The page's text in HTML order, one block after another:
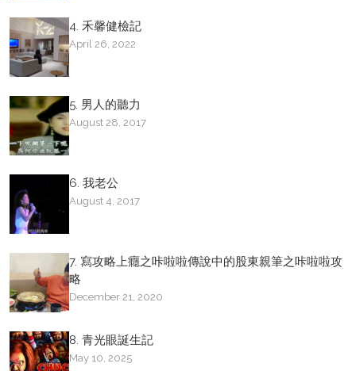
4. 禾馨健檢記
April 26, 2022
5. 男人的聽力
August 28, 2017
6. 我老公
August 4, 2017
7. 寫攻略上癮之咔啦啦傳說中的股東親筆之咔啦啦攻
略
December 21, 2020
8. 青光眼誕生記
May 10, 2025